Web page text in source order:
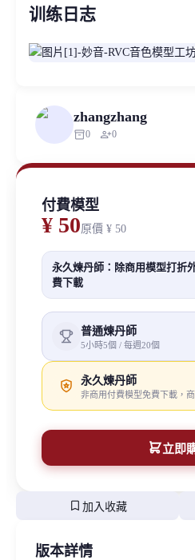
训练日志
zhangzhang
inventory_20 person_add0
付費模型
¥ 50原價 ¥ 50
永久煉丹師：除商用模型打折
費下載
普通煉丹師
5小時5個 / 每週20個
永久煉丹師
非商用付費模型免費下載，
立即
bookmark 加入收藏
版本詳情